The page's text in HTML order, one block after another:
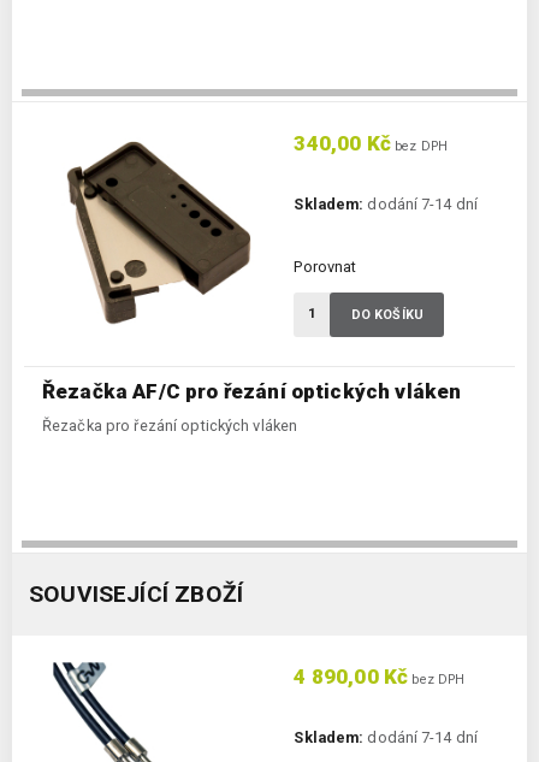
Řezačka AF/C pro řezání optických vláken
Řezačka pro řezání optických vláken
340,00 Kč bez DPH
Skladem: dodání 7-14 dní
Porovnat
DO KOŠÍKU
SOUVISEJÍCÍ ZBOŽÍ
4 890,00 Kč bez DPH
Skladem: dodání 7-14 dní